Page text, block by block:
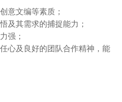
意文编等素质；
及其需求的捕捉能力；
强；
心及良好的团队合作精神，能